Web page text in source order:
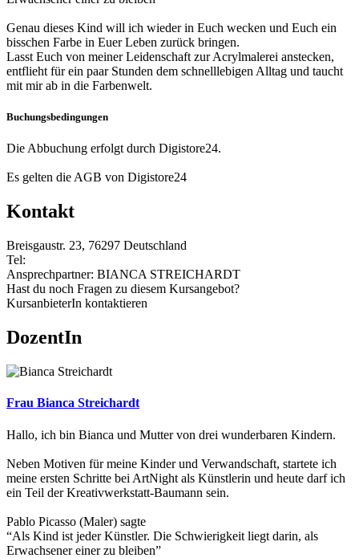
Genau dieses Kind will ich wieder in Euch wecken und Euch ein
bisschen Farbe in Euer Leben zurück bringen.
Lasst Euch von meiner Leidenschaft zur Acrylmalerei anstecken,
entflieht für ein paar Stunden dem schnelllebigen Alltag und taucht
mit mir ab in die Farbenwelt.
Buchungsbedingungen
Die Abbuchung erfolgt durch Digistore24.
Es gelten die AGB von Digistore24
Kontakt
Breisgaustr. 23, 76297 Deutschland
Tel:
Ansprechpartner: BIANCA STREICHARDT
Hast du noch Fragen zu diesem Kursangebot?
KursanbieterIn kontaktieren
DozentIn
Frau Bianca Streichardt
Hallo, ich bin Bianca und Mutter von drei wunderbaren Kindern.
Neben Motiven für meine Kinder und Verwandschaft, startete ich
meine ersten Schritte bei ArtNight als Künstlerin und heute darf ich
ein Teil der Kreativwerkstatt-Baumann sein.
Pablo Picasso (Maler) sagte
“Als Kind ist jeder Künstler. Die Schwierigkeit liegt darin, als
Erwachsener einer zu bleiben”